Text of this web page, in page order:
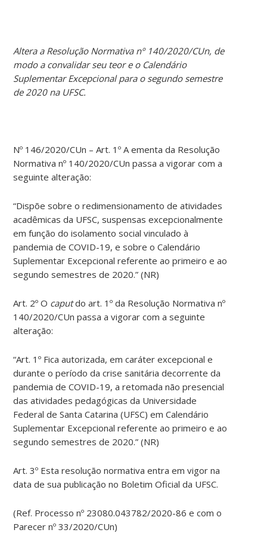
Alteraa Resolução Normativa nº 140/2020/CUn, de
modo a convalidar seu teor e o Calendário
Suplementar Excepcional para o segundo semestre
de 2020 na UFSC.
Nº 146/2020/CUn – Art. 1º A ementa da Resolução
Normativa nº 140/2020/CUn passa a vigorar com a
seguinte alteração:
“Dispõe sobre o redimensionamento de atividades
acadêmicas da UFSC, suspensas excepcionalmente
em função do isolamento social vinculado à
pandemia de COVID-19, e sobre o Calendário
Suplementar Excepcional referente ao primeiro e ao
segundo semestres de 2020.” (NR)
Art. 2º O caputdo art. 1º da Resolução Normativa nº
140/2020/CUn passa a vigorar com a seguinte
alteração:
“Art. 1º Fica autorizada, em caráter excepcional e
durante o período da crise sanitária decorrente da
pandemia de COVID-19, a retomada não presencial
das atividades pedagógicas da Universidade
Federal de Santa Catarina (UFSC) em Calendário
Suplementar Excepcional referente ao primeiro e ao
segundo semestres de 2020.” (NR)
Art. 3º Esta resolução normativa entra em vigor na
data de sua publicação no Boletim Oficial da UFSC.
(Ref. Processo nº 23080.043782/2020-86 e com o
Parecer nº 33/2020/CUn)